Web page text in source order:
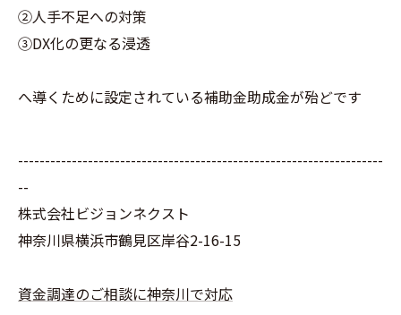
②人手不足への対策
③DX化の更なる浸透
へ導くために設定されている補助金助成金が殆どです
--------------------------------------------------------------------
--
株式会社ビジョンネクスト
神奈川県横浜市鶴見区岸谷2-16-15
資金調達のご相談に神奈川で対応